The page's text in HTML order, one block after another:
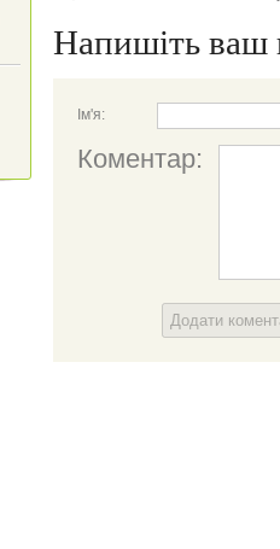
Напишіть ваш
Ім'я:
Коментар:
Додати